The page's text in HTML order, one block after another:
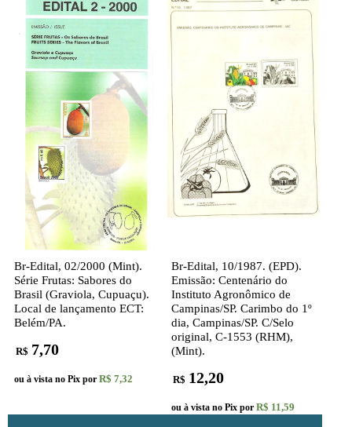
Br-Edital, 02/2000 (Mint).
Série Frutas: Sabores do
Brasil (Graviola, Cupuaçu).
Local de lançamento ECT:
Belém/PA.
R$ 7,70
ou à vista no Pix por R$ 7,32
Br-Edital, 10/1987. (EPD).
Emissão: Centenário do
Instituto Agronômico de
Campinas/SP. Carimbo do 1º
dia, Campinas/SP. C/Selo
original, C-1553 (RHM),
(Mint).
R$ 12,20
ou à vista no Pix por R$ 11,59